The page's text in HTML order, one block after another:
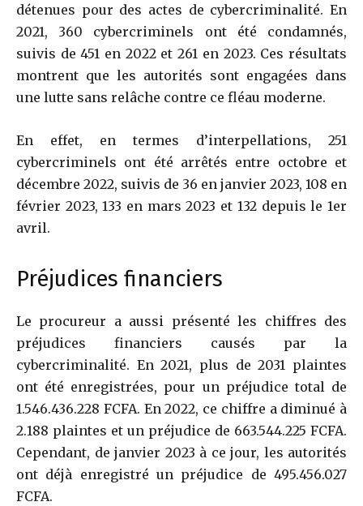
détenues pour des actes de cybercriminalité. En
2021, 360 cybercriminels ont été condamnés,
suivis de 451 en 2022 et 261 en 2023. Ces résultats
montrent que les autorités sont engagées dans
une lutte sans relâche contre ce fléau moderne.
En effet, en termes d’interpellations, 251
cybercriminels ont été arrêtés entre octobre et
décembre 2022, suivis de 36 en janvier 2023, 108 en
février 2023, 133 en mars 2023 et 132 depuis le 1er
avril.
Préjudices financiers
Le procureur a aussi présenté les chiffres des
préjudices financiers causés par la
cybercriminalité. En 2021, plus de 2031 plaintes
ont été enregistrées, pour un préjudice total de
1.546.436.228 FCFA. En 2022, ce chiffre a diminué à
2.188 plaintes et un préjudice de 663.544.225 FCFA.
Cependant, de janvier 2023 à ce jour, les autorités
ont déjà enregistré un préjudice de 495.456.027
FCFA.